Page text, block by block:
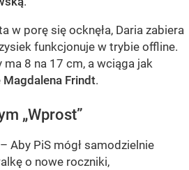
w porę się ocknęła, Daria zabiera
funkcjonuje w trybie offline.
8 na 17 cm, a wciąga jak
Magdalena Frindt.
„Wprost”
– Aby PiS mógł samodzielnie
o nowe roczniki,